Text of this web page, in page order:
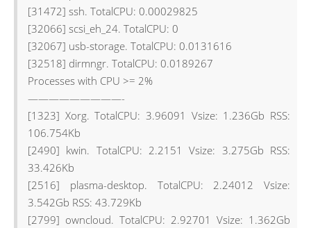
[31472] ssh. TotalCPU: 0.00029825
[32066] scsi_eh_24. TotalCPU: 0
[32067] usb-storage. TotalCPU: 0.0131616
[32518] dirmngr. TotalCPU: 0.0189267
Processes with CPU >= 2%
—————————-
[1323] Xorg. TotalCPU: 3.96091 Vsize: 1.236Gb RSS:
106.754Kb
[2490] kwin. TotalCPU: 2.2151 Vsize: 3.275Gb RSS:
33.426Kb
[2516] plasma-desktop. TotalCPU: 2.24012 Vsize:
3.542Gb RSS: 43.729Kb
[2799] owncloud. TotalCPU: 2.92701 Vsize: 1.362Gb